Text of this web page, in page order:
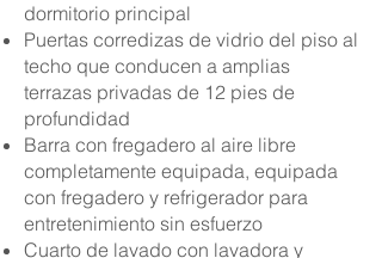
dormitorio principal
Puertas corredizas de vidrio del piso al
techo que conducen a amplias
terrazas privadas de 12 pies de
profundidad
Barra con fregadero al aire libre
completamente equipada, equipada
con fregadero y refrigerador para
entretenimiento sin esfuerzo
Cuarto de lavado con lavadora y